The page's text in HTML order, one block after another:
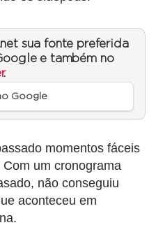
sua fonte preferida
e também no
.
Google
momentos fáceis
um cronograma
não conseguiu
aconteceu em